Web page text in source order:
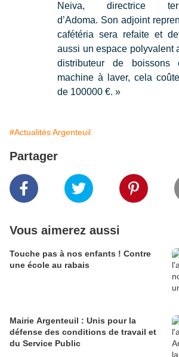
Neiva, directrice
d’Adoma. Son adjoint
cafétéria sera refaite et
aussi un espace polyvalent
distributeur de boissons
machine à laver, cela
de 100000 €. »
#Actualités Argenteuil
Partager
Vous aimerez aussi
Touche pas à nos enfants ! Contre
une école au rabais
Mairie Argenteuil : Unis pour la
défense des conditions de travail et
du Service Public